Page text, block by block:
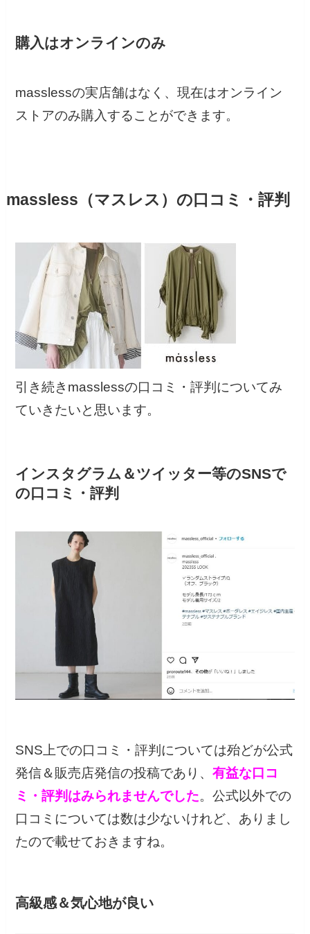
購入はオンラインのみ
masslessの実店舗はなく、現在はオンライン
ストアのみ購入することができます。
massless（マスレス）の口コミ・評判
引き続きmasslessの口コミ・評判についてみ
ていきたいと思います。
インスタグラム＆ツイッター等のSNSで
の口コミ・評判
SNS上での口コミ・評判については殆どが公式
発信＆販売店発信の投稿であり、有益な口コ
ミ・評判はみられませんでした。公式以外での
口コミについては数は少ないけれど、ありまし
たので載せておきますね。
高級感＆気心地が良い